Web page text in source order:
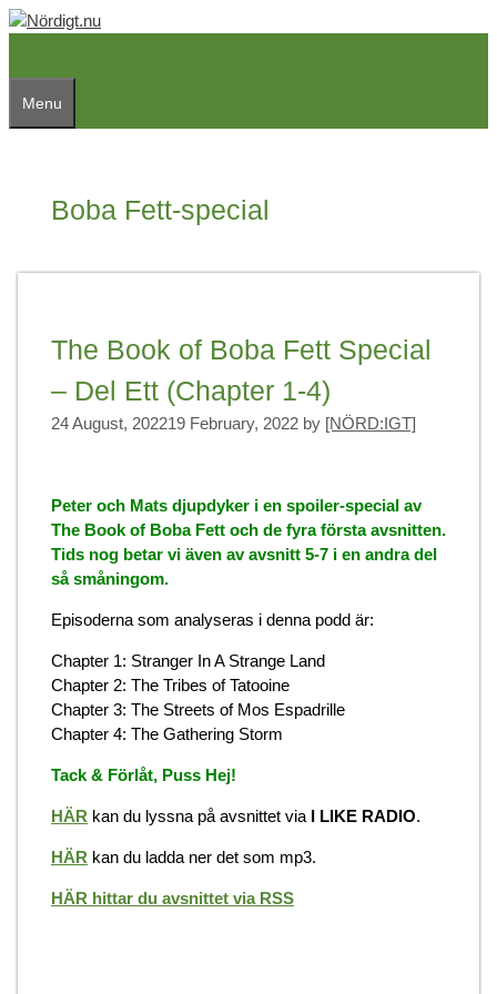
Skip
Menu
Boba Fett-special
The Book of Boba Fett Special
– Del Ett (Chapter 1-4)
24 August, 202219 February, 2022 by [NÖRD:IGT]
Peter och Mats djupdyker i en spoiler-special av
The Book of Boba Fett och de fyra första avsnitten.
Tids nog betar vi även av avsnitt 5-7 i en andra del
så småningom.
Episoderna som analyseras i denna podd är:
Chapter 1: Stranger In A Strange Land
Chapter 2: The Tribes of Tatooine
Chapter 3: The Streets of Mos Espadrille
Chapter 4: The Gathering Storm
Tack & Förlåt, Puss Hej!
HÄR kan du lyssna på avsnittet via I LIKE RADIO.
HÄR kan du ladda ner det som mp3.
HÄR hittar du avsnittet via RSS